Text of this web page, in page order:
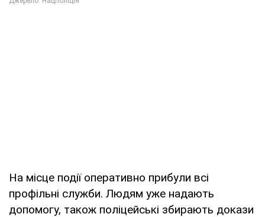
На місце події оперативно прибули всі
профільні служби. Людям уже надають
допомогу, також поліцейські збирають докази